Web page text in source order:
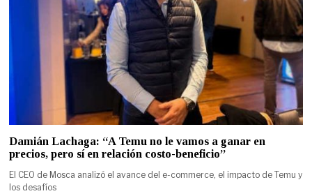
Damián Lachaga: “A Temu no le vamos a ganar en
precios, pero sí en relación costo-beneficio”
El CEO de Mosca analizó el avance del e-commerce, el impacto de Temu y
los desafíos